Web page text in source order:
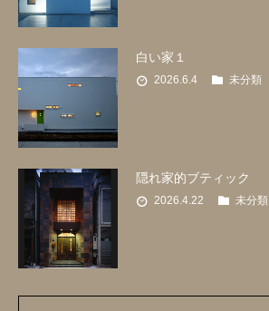
白い家１
2026.6.4 未分類
隠れ家的ブティック
2026.4.22 未分類